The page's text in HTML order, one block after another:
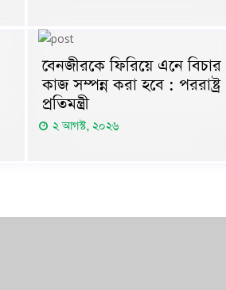
বেনজীরকে ফিরিয়ে এনে বিচার
কাজ সম্পন্ন করা হবে : পররাষ্ট্র
প্রতিমন্ত্রী
২ আগস্ট, ২০২৬